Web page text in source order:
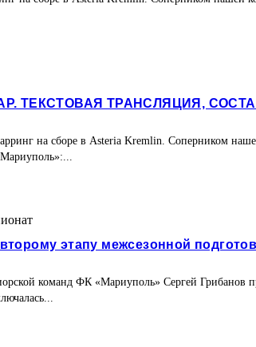
ТЕКСТОВАЯ ТРАНСЛЯЦИЯ,
на сборе в Asteria Kremlin. Соперником
этапу межсезонной
команд ФК «Мариуполь» Сергей Грибанов